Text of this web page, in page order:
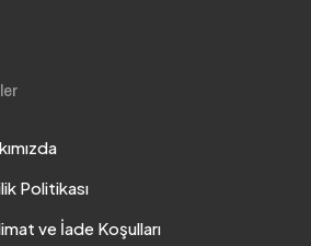
Politikası
ve İade Koşulları